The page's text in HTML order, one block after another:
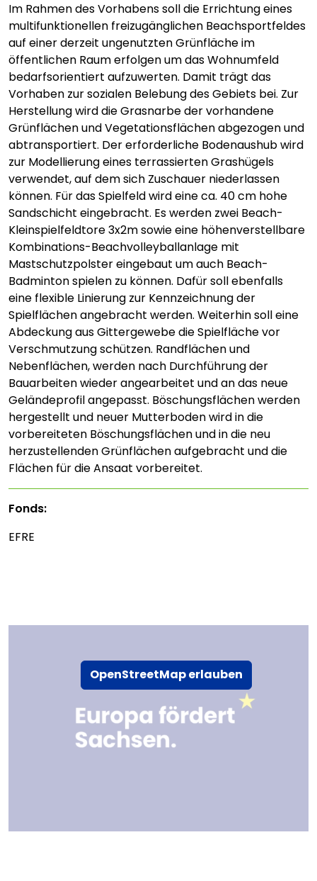
OpenStreetMap erlauben
Im Rahmen des Vorhabens soll die Errichtung eines
multifunktionellen freizugänglichen Beachsportfeldes
auf einer derzeit ungenutzten Grünfläche im
öffentlichen Raum erfolgen um das Wohnumfeld
bedarfsorientiert aufzuwerten. Damit trägt das
Vorhaben zur sozialen Belebung des Gebiets bei. Zur
Herstellung wird die Grasnarbe der vorhandene
Grünflächen und Vegetationsflächen abgezogen und
abtransportiert. Der erforderliche Bodenaushub wird
zur Modellierung eines terrassierten Grashügels
verwendet, auf dem sich Zuschauer niederlassen
können. Für das Spielfeld wird eine ca. 40 cm hohe
Sandschicht eingebracht. Es werden zwei Beach-
Kleinspielfeldtore 3x2m sowie eine höhenverstellbare
Kombinations-Beachvolleyballanlage mit
Mastschutzpolster eingebaut um auch Beach-
Badminton spielen zu können. Dafür soll ebenfalls
eine flexible Linierung zur Kennzeichnung der
Spielflächen angebracht werden. Weiterhin soll eine
Abdeckung aus Gittergewebe die Spielfläche vor
Verschmutzung schützen. Randflächen und
Nebenflächen, werden nach Durchführung der
Bauarbeiten wieder angearbeitet und an das neue
Geländeprofil angepasst. Böschungsflächen werden
hergestellt und neuer Mutterboden wird in die
vorbereiteten Böschungsflächen und in die neu
herzustellenden Grünflächen aufgebracht und die
Flächen für die Ansaat vorbereitet.
Fonds:
EFRE